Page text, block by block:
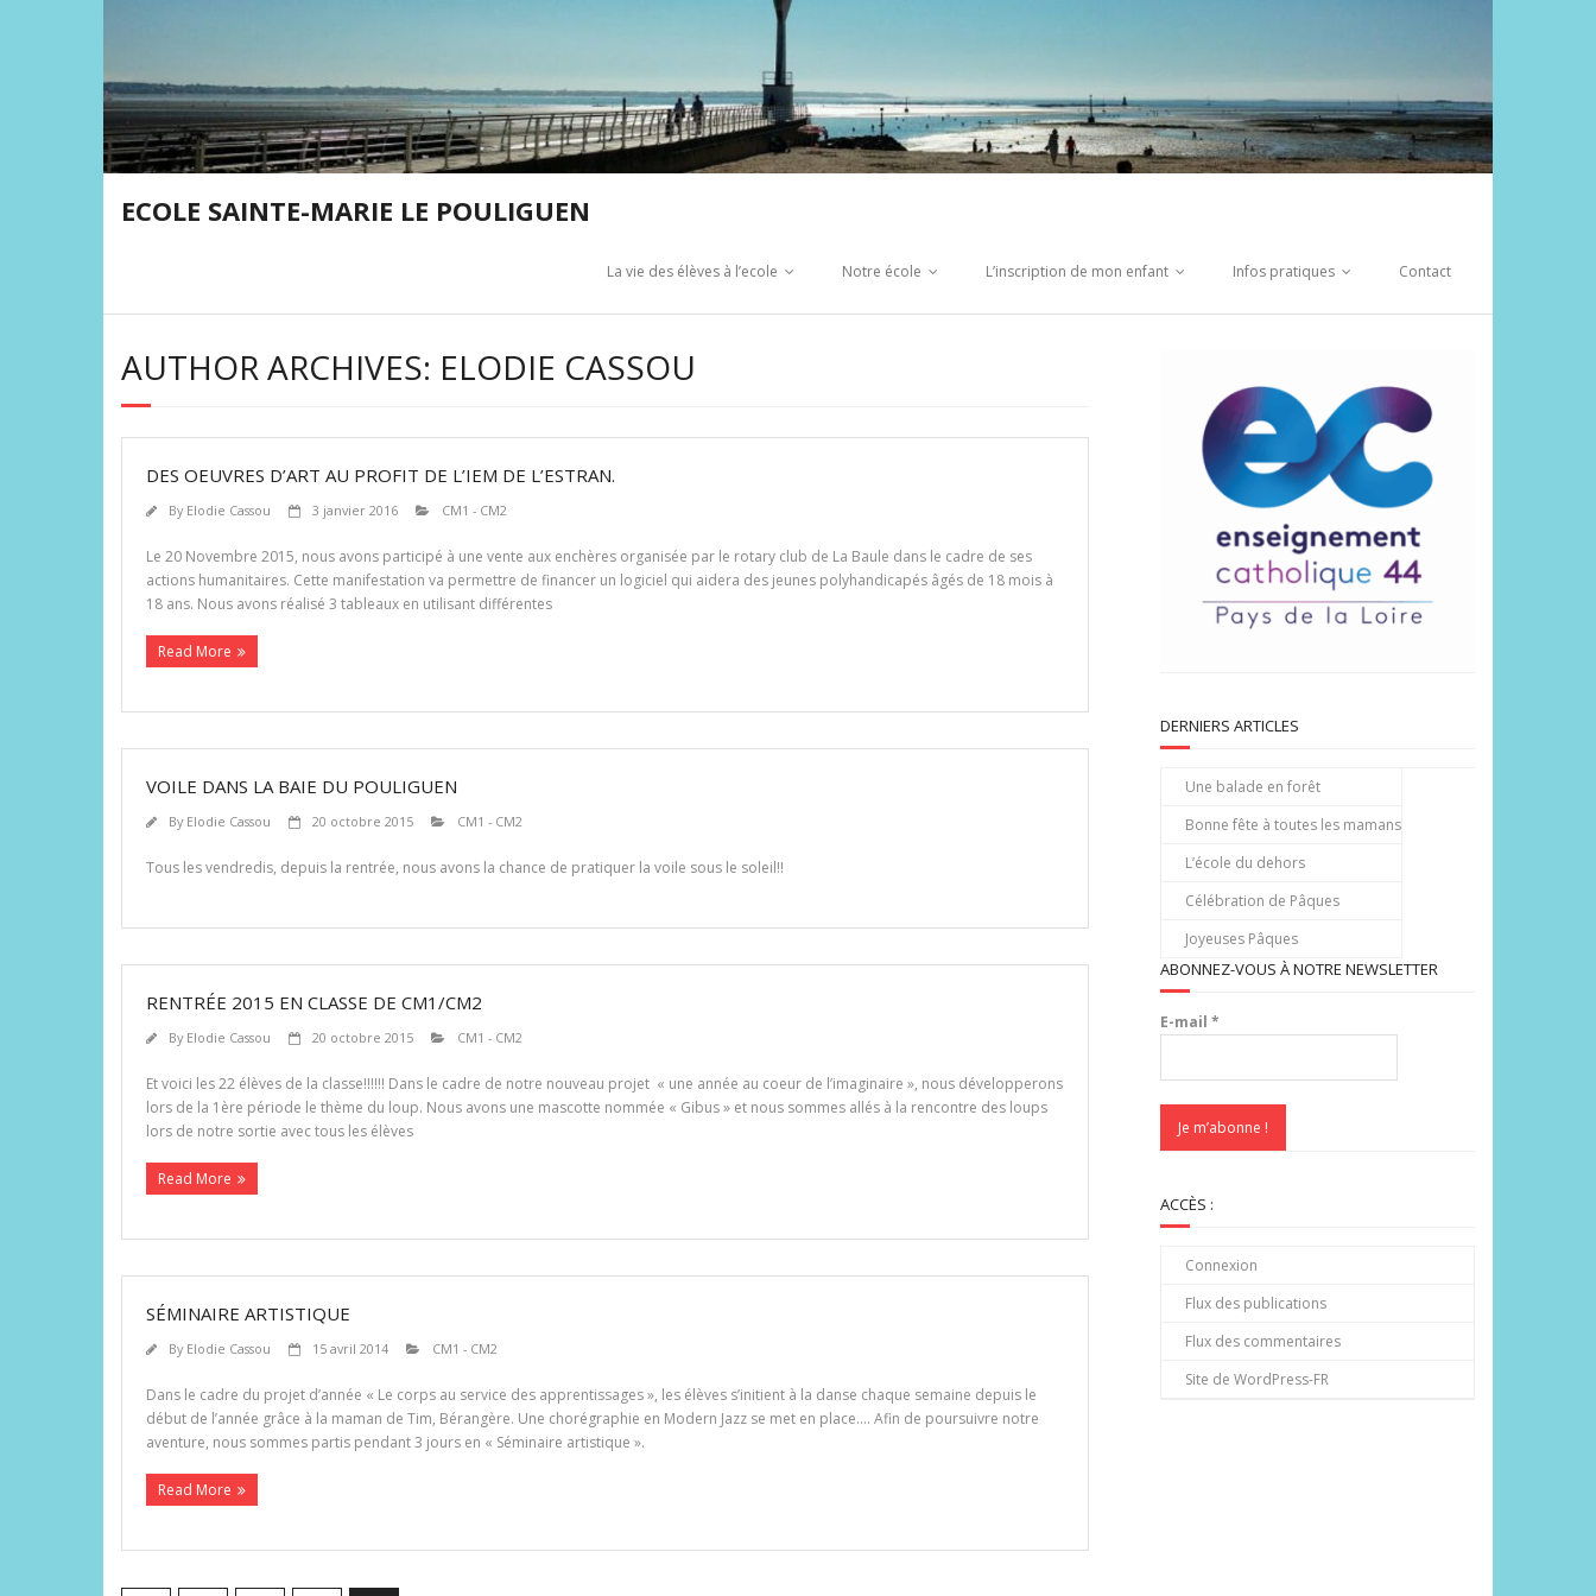
ECOLE SAINTE-MARIE LE POULIGUEN
La vie des élèves à l’ecole Notre école L’inscription de mon enfant Infos pratiques Contact
AUTHOR ARCHIVES: ELODIE CASSOU
DES OEUVRES D’ART AU PROFIT DE L’IEM DE L’ESTRAN.
By Elodie Cassou 3 janvier 2016 CM1 - CM2
Le 20 Novembre 2015, nous avons participé à une vente aux enchères organisée par le rotary club de La Baule dans le cadre de ses
actions humanitaires. Cette manifestation va permettre de financer un logiciel qui aidera des jeunes polyhandicapés âgés de 18 mois à
18 ans. Nous avons réalisé 3 tableaux en utilisant différentes
Read More
VOILE DANS LA BAIE DU POULIGUEN
By Elodie Cassou 20 octobre 2015 CM1 - CM2
Tous les vendredis, depuis la rentrée, nous avons la chance de pratiquer la voile sous le soleil!!
RENTRÉE 2015 EN CLASSE DE CM1/CM2
By Elodie Cassou 20 octobre 2015 CM1 - CM2
Et voici les 22 élèves de la classe!!!!!! Dans le cadre de notre nouveau projet « une année au coeur de l’imaginaire », nous développerons
lors de la 1ère période le thème du loup. Nous avons une mascotte nommée « Gibus » et nous sommes allés à la rencontre des loups
lors de notre sortie avec tous les élèves
Read More
SÉMINAIRE ARTISTIQUE
By Elodie Cassou 15 avril 2014 CM1 - CM2
Dans le cadre du projet d’année « Le corps au service des apprentissages », les élèves s’initient à la danse chaque semaine depuis le
début de l’année grâce à la maman de Tim, Bérangère. Une chorégraphie en Modern Jazz se met en place…. Afin de poursuivre notre
aventure, nous sommes partis pendant 3 jours en « Séminaire artistique ».
Read More
DERNIERS ARTICLES
Une balade en forêt
Bonne fête à toutes les mamans
L’école du dehors
Célébration de Pâques
Joyeuses Pâques
ABONNEZ-VOUS À NOTRE NEWSLETTER
E-mail *
ACCÈS :
Connexion
Flux des publications
Flux des commentaires
Site de WordPress-FR